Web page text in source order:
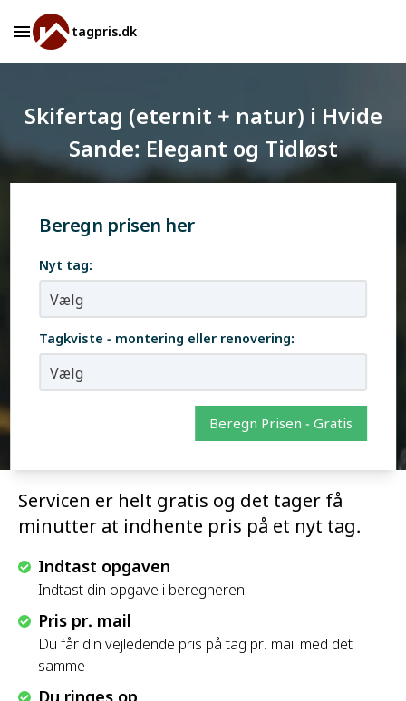
tagpris.dk
Skifertag (eternit + natur) i Hvide
Sande: Elegant og Tidløst
Servicen er helt gratis og det tager få
minutter at indhente pris på et nyt tag.
Indtast opgaven
Indtast din opgave i beregneren
Pris pr. mail
Du får din vejledende pris på tag pr. mail med det
samme
Du ringes op
Beregn prisen her
Nyt tag:
Tagkviste - montering eller renovering:
Beregn Prisen - Gratis